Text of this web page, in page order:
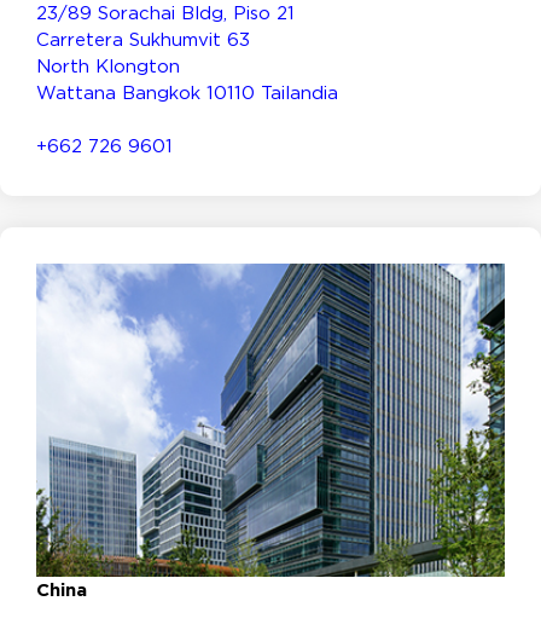
23/89 Sorachai Bldg, Piso 21
Carretera Sukhumvit 63
North Klongton
Wattana Bangkok 10110 Tailandia
+662 726 9601
China